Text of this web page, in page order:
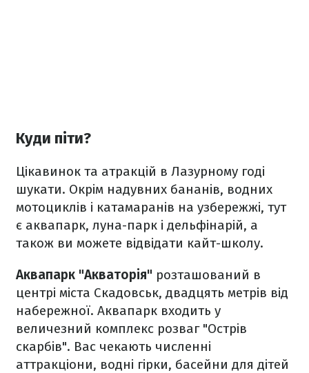
Куди піти?
Цікавинок та атракцій в Лазурному годі
шукати. Окрім надувних бананів, водних
мотоциклів і катамаранів на узбережжі, тут
є аквапарк, луна-парк і дельфінарій, а
також ви можете відвідати кайт-школу.
Аквапарк "Акваторія" розташований в
центрі міста Скадовськ, двадцять метрів від
набережної. Аквапарк входить у
величезний комплекс розваг "Острів
скарбів". Вас чекають численні
аттракціони, водні гірки, басейни для дітей